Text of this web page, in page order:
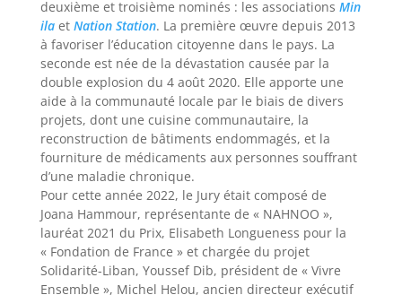
deuxième et troisième nominés : les associations Min
ilaet Nation Station. La première œuvre depuis 2013
à favoriser l’éducation citoyenne dans le pays. La
seconde est née de la dévastation causée par la
double explosion du 4 août 2020. Elle apporte une
aide à la communauté locale par le biais de divers
projets, dont une cuisine communautaire, la
reconstruction de bâtiments endommagés, et la
fourniture de médicaments aux personnes souffrant
d’une maladie chronique.
Pour cette année 2022, le Jury était composé de
Joana Hammour, représentante de « NAHNOO »,
lauréat 2021 du Prix, Elisabeth Longueness pour la
« Fondation de France » et chargée du projet
Solidarité-Liban, Youssef Dib, président de « Vivre
Ensemble », Michel Helou, ancien directeur exécutif